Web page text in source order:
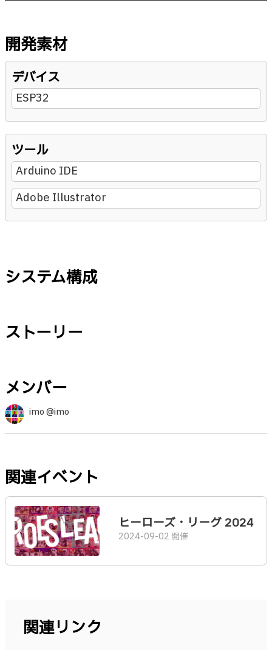
開発素材
デバイス
ESP32
ツール
Arduino IDE
Adobe Illustrator
システム構成
ストーリー
メンバー
imo @imo
関連イベント
ヒーローズ・リーグ 2024
2024-09-02 開催
関連リンク